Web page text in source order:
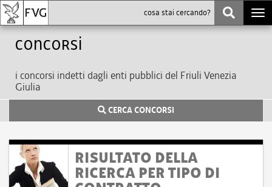
Concorsi
i concorsi indetti dagli enti pubblici del Friuli Venezia
Giulia
CERCA CONCORSI
RISULTATO DELLA
RICERCA PER TIPO DI